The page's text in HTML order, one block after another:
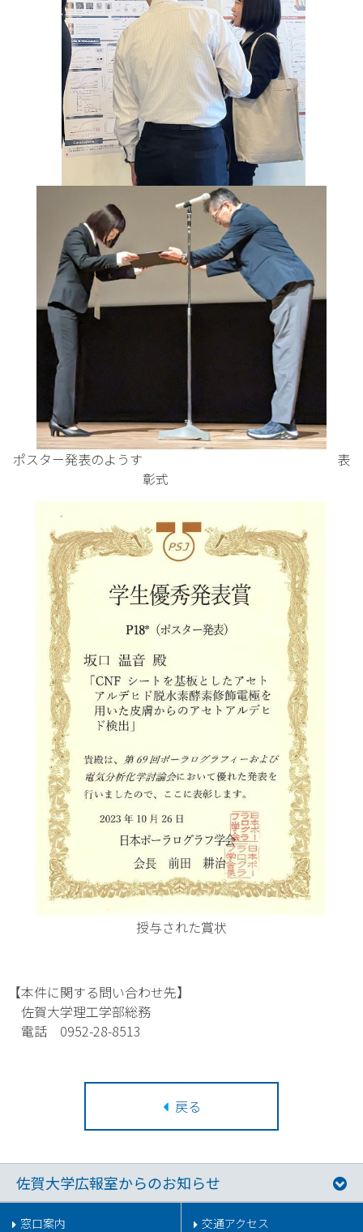
ポスター発表のようす 表
彰式
授与された賞状
【本件に関する問い合わせ先】
佐賀大学理工学部総務
電話 0952-28-8513
戻る
佐賀大学広報室からのお知らせ
窓口案内 交通アクセス